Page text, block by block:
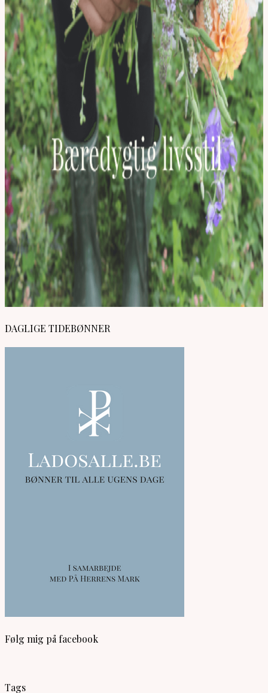
DAGLIGE TIDEBØNNER
Følg mig på facebook
Tags